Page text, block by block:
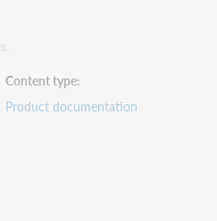
Content type
Product documentation